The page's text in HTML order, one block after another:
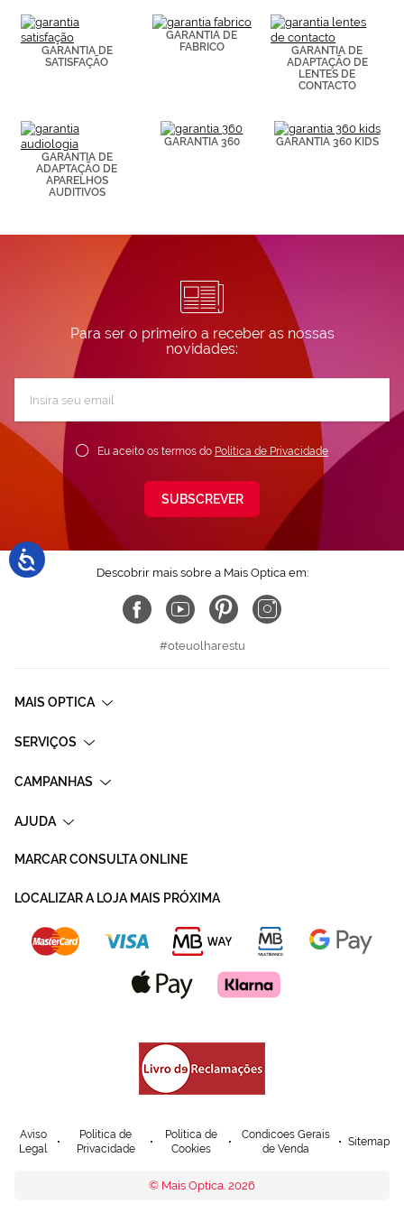
de páginas
visitadas).
Puedes
consultar más
Cookies.
GARANTIA DE
SATISFAÇÃO
GARANTIA DE
FABRICO
GARANTIA DE
ADAPTAÇÃO DE
LENTES DE
CONTACTO
GARANTIA DE
ADAPTAÇÃO DE
APARELHOS
AUDITIVOS
GARANTIA 360 GARANTIA 360 KIDS
Para ser o primeiro a receber as nossas
novidades:
Newsletter:
Eu aceito os termos do Política de Privacidade
SUBSCREVER
Descobrir mais sobre a Mais Optica em:
#oteuolharestu
MAIS OPTICA
SERVIÇOS
CAMPANHAS
AJUDA
MARCAR CONSULTA ONLINE
LOCALIZAR A LOJA MAIS PRÓXIMA
Aviso
Legal
Política de
Privacidade
Política de
Cookies
Condicoes Gerais
de Venda
Sitemap
© Mais Optica. 2026